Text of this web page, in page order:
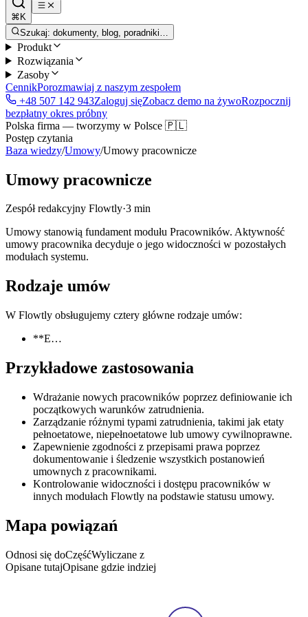
⌘K
Szukaj: dokumenty, blog, poradniki…
Produkt
Rozwiązania
Zasoby
CennikPorozmawiaj z naszym zespołem
+48 507 142 943Zaloguj sięZobacz demo na żywoRozpocznij
bezpłatny okres próbny
Polska firma — tworzymy w Polsce 🇵🇱
Postęp czytania
Baza wiedzy/Umowy/Umowy pracownicze
Umowy pracownicze
Zespół redakcyjny Flowtly·3 min
Umowy stanowią fundament modułu Pracowników. Aktywność
umowy pracownika decyduje o jego widoczności w pozostałych
modułach systemu.
Rodzaje umów
W Flowtly obsługujemy cztery główne rodzaje umów:
**E…
Przykładowe zastosowania
Wdrażanie nowych pracowników poprzez definiowanie ich
początkowych warunków zatrudnienia.
Zarządzanie różnymi typami zatrudnienia, takimi jak etaty
pełnoetatowe, niepełnoetatowe lub umowy cywilnoprawne.
Zapewnienie zgodności z przepisami prawa poprzez
dokumentowanie i śledzenie wszystkich postanowień
umownych z pracownikami.
Kontrolowanie widoczności i dostępu pracowników w
innych modułach Flowtly na podstawie statusu umowy.
Mapa powiązań
Odnosi się doCzęśćWyliczane z
Opisane tutajOpisane gdzie indziej